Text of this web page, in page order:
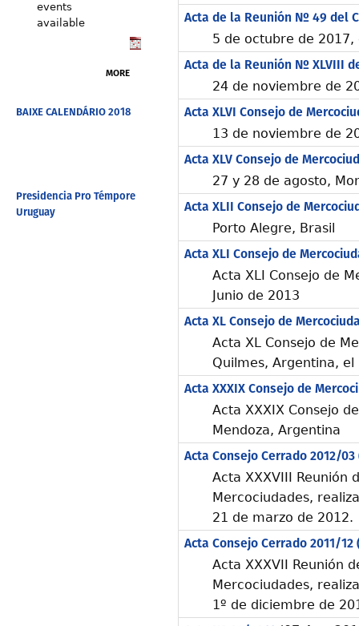
events
available
MORE
BAIXE CALENDÁRIO 2018
Presidencia Pro Témpore
Uruguay
Acta de la Reunión Nº 49 del
5 de octubre de 2017,
Acta de la Reunión Nº XLVIII
24 de noviembre de
Acta XLVI Consejo de
13 de noviembre de
Acta XLV Consejo de
27 y 28 de agosto,
Acta XLII Consejo de
Porto Alegre, Brasil
Acta XLI Consejo de
Acta XLI Consejo de
Junio de 2013
Acta XL Consejo de
Acta XL Consejo de
Quilmes, Argentina,
Acta XXXIX Consejo de
Acta XXXIX Consejo
Mendoza, Argentina
Acta Consejo Cerrado 2012/
Acta XXXVIII Reunión
Mercociudades,
21 de marzo de 2012.
Acta Consejo Cerrado 2011/
Acta XXXVII Reunión
Mercociudades,
1º de diciembre de